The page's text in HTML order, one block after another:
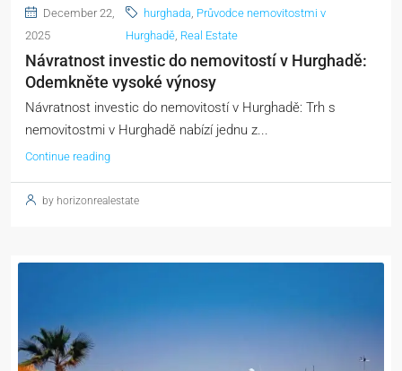
December 22,
2025
hurghada Průvodce nemovitostmi v
Hurghadě Real Estate
Návratnost investic do nemovitostí v Hurghadě:
Odemkněte vysoké výnosy
Návratnost investic do nemovitostí v Hurghadě: Trh s
nemovitostmi v Hurghadě nabízí jednu z...
Continue reading
by horizonrealestate